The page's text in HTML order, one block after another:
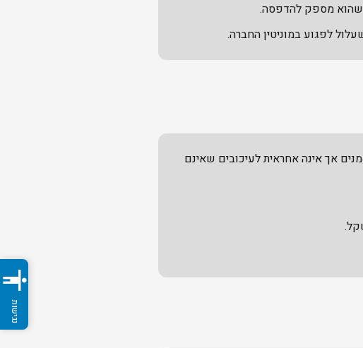
שהוא מספק להדפסה.
לפגוע במוניטין החברה.
אך אינה אחראית לעיכובים שאינם
accessibility